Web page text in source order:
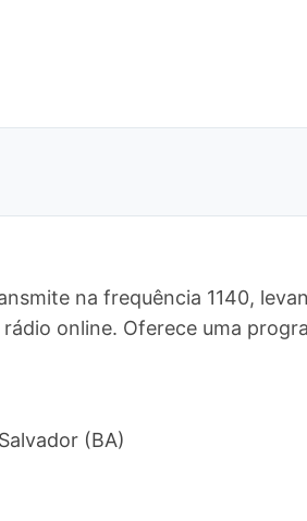
na frequência 1140,
online. Oferece uma
(BA)